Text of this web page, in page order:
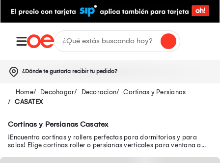
¿Dónde te gustaría recibir tu pedido?
Decohogar Decoracion
Cortinas y Persianas
CASATEX
Cortinas y Persianas Casatex
¡Encuentra cortinas y rollers perfectas para dormitorios y para
salas! Elige cortinas roller o persianas verticales para ventana a